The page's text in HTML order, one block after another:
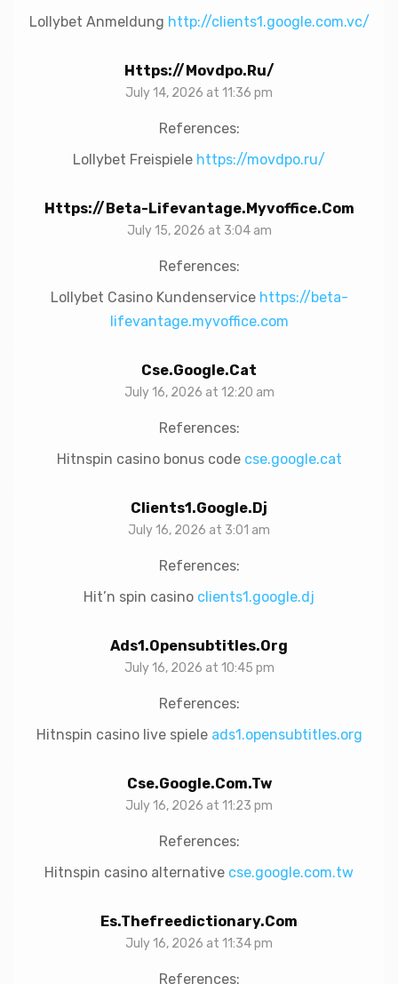
Lollybet Anmeldung http://clients1.google.com.vc/
Https://movdpo.ru/
July 14, 2026 at 11:36 pm
References:
Lollybet Freispiele https://movdpo.ru/
Https://beta-Lifevantage.myvoffice.com
July 15, 2026 at 3:04 am
References:
Lollybet Casino Kundenservice https://beta-
lifevantage.myvoffice.com
Cse.google.cat
July 16, 2026 at 12:20 am
References:
Hitnspin casino bonus code cse.google.cat
Clients1.google.dj
July 16, 2026 at 3:01 am
References:
Hit’n spin casino clients1.google.dj
Ads1.opensubtitles.org
July 16, 2026 at 10:45 pm
References:
Hitnspin casino live spiele ads1.opensubtitles.org
Cse.google.com.tw
July 16, 2026 at 11:23 pm
References:
Hitnspin casino alternative cse.google.com.tw
Es.thefreedictionary.com
July 16, 2026 at 11:34 pm
References: